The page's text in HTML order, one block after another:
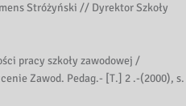
Stróżyński // Dyrektor Szkoły
pracy szkoły zawodowej /
Zawod. Pedag.- [T.] 2 .-(2000), s.